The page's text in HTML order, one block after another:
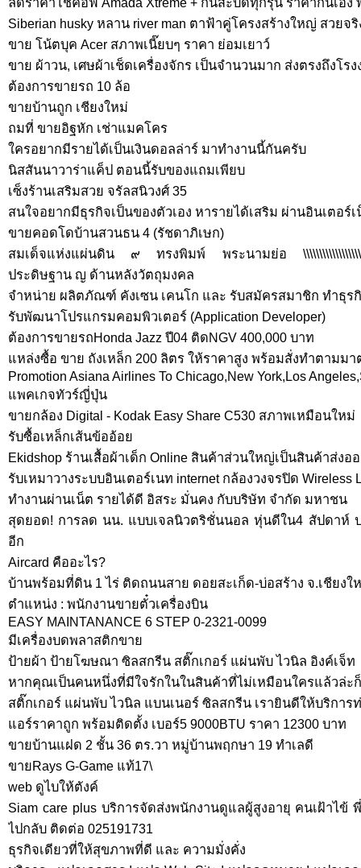
Siberian husky หลาน river man ตาฟ้าคู่โครงสร้างใหญ่ สวยจริ
ขาย โน้ตบุค Acer สภาพเนี๊ยบๆ ราคา ย่อมเยาว์
ขาย ผ้าวน, เศษผ้าเช็ดเครื่องจักร เป็นจำนวนมาก ส่งตรงถึงโร
ต้องการขายรถ 10 ล้อ
ขายบ้านถูก เชียงใหม่
ถมที่ ขายอิฐหัก เช่าแมคโคร
ใครอยากมีรายได้เป็นเงินดอลล่าร์ มาทำงานนี้กันครับ
นิสสันนาวาร่าแค็ป ตอนนี้รับของแถมเพียบ
เซ็งร้านเสริมสวย จรัลสนิวงศ์ 35
สนใจอยากมีธุรกิจเป็นของตัวเอง หารายได้เสริม ผ่านอินเตอร์
ขายคอดโดบ้านสวนธน 4 (รัชดาภิเษก)
สมเด็จแห่งแผ่นดิน ๙ ทรงพิมพ์ พระนามย่อ
ประดิษฐาน ญ ด้านหลังวัตถุมงคล
จำหน่าย ผลิตภัณฑ์ คังเซน เคนโก และ รับสมัครสมาชิก ทำธุร
รับพัฒนาโปรแกรมคอมพิวเตอร์ (Application Developer)
ต้องการขายรถHonda Jazz ปี04 ติดNGV 400,000 บาท
แหล่งซื้อ ขาย ถังเหล็ก 200 ลิตร ให้ราคาสูง พร้อมสั่งทำตามม
Promotion Asiana Airlines To Chicago,New York,Los
แพคเกจทัวร์ญี่ปุ่น
ขายกล้อง Digital - Kodak Easy Share C530 สภาพเหมือนใหม่
รับซื้อเหล็กเส้นข้ออ้อย
Ekidshop ร้านเสื้อผ้าเด็ก Online สินค้าส่วนใหญ่เป็นสินค้าส่ง
รับเหมาวางระบบอินเตอร์เนท internet กล้องวงจรปิด Wireless
ทำงานผ่านเน็ต รายได้ดี อิสระ มั่นคง กับบริษัท จำกัด มหาชน
สุดยอด! การลด นน. แบบเจลนิวตริชั่นนอล หุ่นดีใน4 สัปดาห์
อีก
Aircard คืออะไร?
บ้านพร้อมที่ดิน 1 ไร่ ติดถนนสาย ดอยสะเก็ด-บ่อสร้าง จ.เชียงใ
ตำแหน่ง : พนักงานขายตั๋วเครื่องบิน
EASY MAINTANANCE 6 STEP 0-2321-0099
มีเครื่องบดพลาสติกขาย
ป้ายผ้า ป้ายโฆษณา ซิลสกรีน สติ๊กเกอร์ แผ่นพับ ไวนิล อิงค์เจ็ท
หากคุณเป็นคนหนึ่งที่มีใจรักในในสินค้าที่ไม่เหมือนใครแล้วล่ะ
สติ๊กเกอร์ แผ่นพับ ไวนิล แบนเนอร์ ซิลสกรีน เรายินดีให้บริการ
แอร์ราคาถูก พร้อมติดตั้ง เบอร์5 9000BTU ราคา 12300 บาท
ขายบ้านแฝด 2 ชั้น 36 ตร.วา หมู่บ้านพฤกษา 19 ทำเลดี
ขายRays G-Game แท้17\
web ดูไบให้ตังค์
Siam care plus บริการจัดส่งพนักงานดูแลผู้สูงอายุ คนเฝ้าไข้
ไปกลับ ติดต่อ 025191731
ธุรกิจเดียวที่ให้สุขภาพที่ดี และ ความมั่งคั่ง